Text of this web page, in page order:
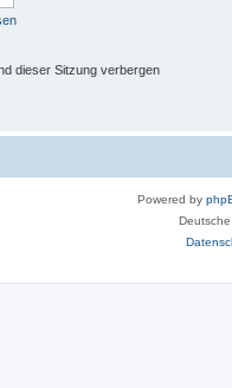
dieser Sitzung verbergen
Powered by